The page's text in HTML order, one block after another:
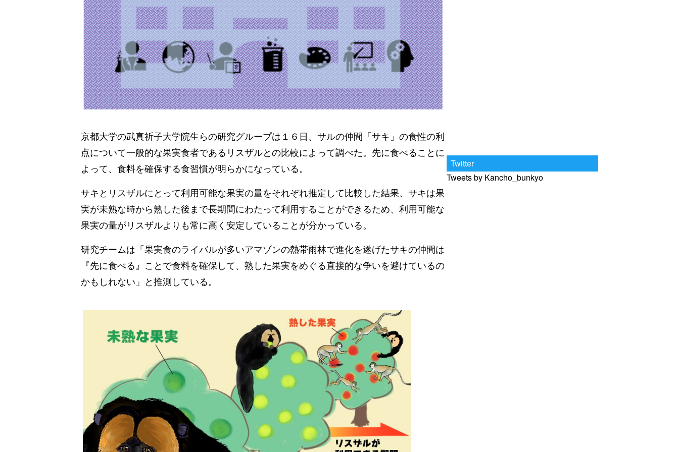
京都大学の武真祈子大学院生らの研究グループは１６日、サルの仲間「サキ」の食性の利
点について一般的な果実食者であるリスザルとの比較によって調べた。先に食べることに
よって、食料を確保する食習慣が明らかになっている。
サキとリスザルにとって利用可能な果実の量をそれぞれ推定して比較した結果、サキは果
実が未熟な時から熟した後まで長期間にわたって利用することができるため、利用可能な
果実の量がリスザルよりも常に高く安定していることが分かっている。
研究チームは「果実食のライバルが多いアマゾンの熱帯雨林で進化を遂げたサキの仲間は
『先に食べる』ことで食料を確保して、熟した果実をめぐる直接的な争いを避けているの
かもしれない」と推測している。
Twitter
Tweets by Kancho_bunkyo